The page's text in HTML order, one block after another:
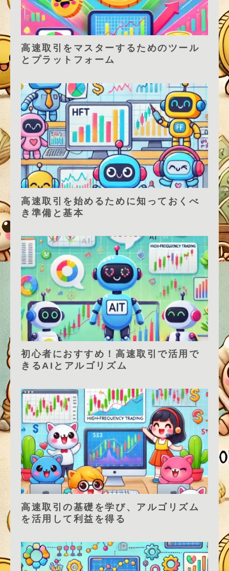
高速取引をマスターするためのツール
とプラットフォーム
高速取引を始めるために知っておくべ
き準備と基本
初心者におすすめ！高速取引で活用で
きるAIとアルゴリズム
高速取引の基礎を学び、アルゴリズム
を活用して利益を得る